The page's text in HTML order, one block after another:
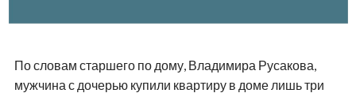
По словам старшего по дому, Владимира Русакова,
мужчина с дочерью купили квартиру в доме лишь три